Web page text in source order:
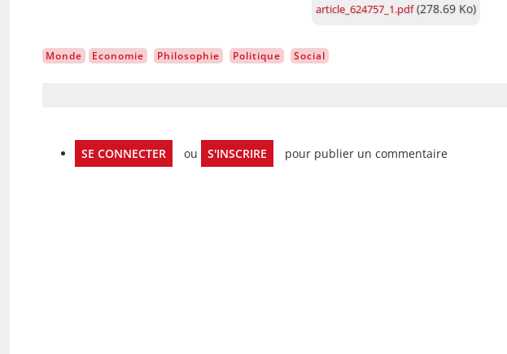
Document
article_624757_1.pdf (278.69 Ko)
Monde Economie Philosophie Politique Social
SE CONNECTER ou S'INSCRIRE pour publier un commentaire